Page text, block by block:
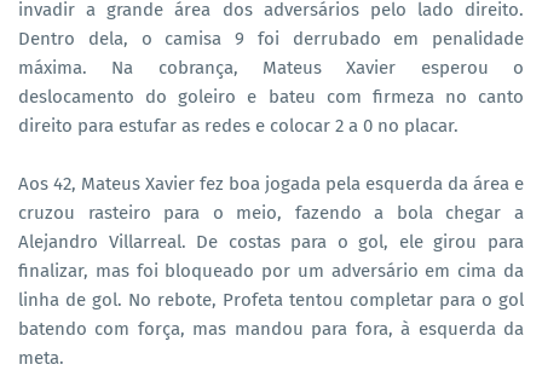
invadir a grande área dos adversários pelo lado direito.
Dentro dela, o camisa 9 foi derrubado em penalidade
máxima. Na cobrança, Mateus Xavier esperou o
deslocamento do goleiro e bateu com firmeza no canto
direito para estufar as redes e colocar 2 a 0 no placar.
Aos 42, Mateus Xavier fez boa jogada pela esquerda da área e
cruzou rasteiro para o meio, fazendo a bola chegar a
Alejandro Villarreal. De costas para o gol, ele girou para
finalizar, mas foi bloqueado por um adversário em cima da
linha de gol. No rebote, Profeta tentou completar para o gol
batendo com força, mas mandou para fora, à esquerda da
meta.